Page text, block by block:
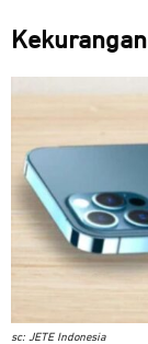
sc: JETE Indonesia